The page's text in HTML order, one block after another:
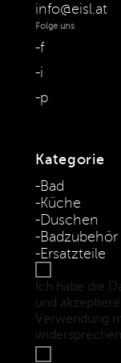
info@eisl.at
Folge uns
f
i
p
Kategorie
Bad
Küche
Duschen
Badzubehör
Ersatzteile
Ich habe die
und
Verwendung
widersprechen.